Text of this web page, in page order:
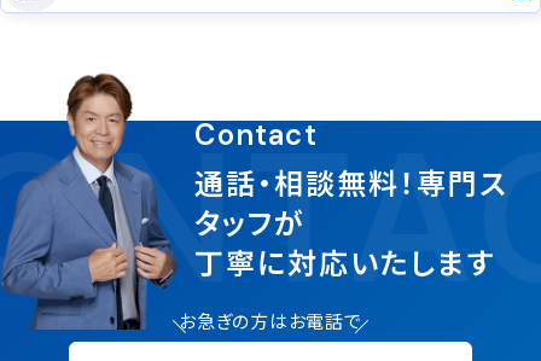
Contact
通話・相談無料！専門ス
タッフが
丁寧に対応いたします
お急ぎの方はお電話で